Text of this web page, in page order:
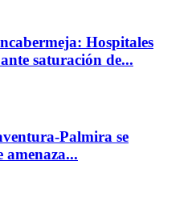
Hospitales
saturación de...
se
amenaza...